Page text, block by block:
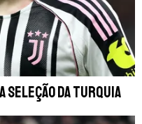
seleção da Turquia